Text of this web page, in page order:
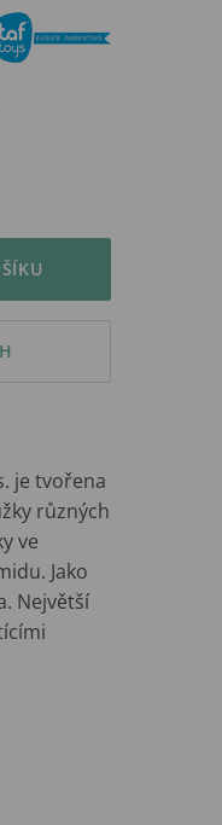
je tvořena
různých
ve
Jako
Největší